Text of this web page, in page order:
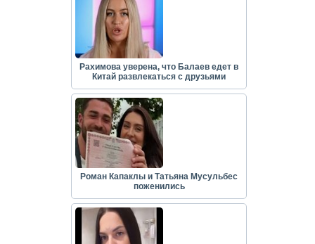
Рахимова уверена, что Балаев едет в
Китай развлекаться с друзьями
Роман Капаклы и Татьяна Мусульбес
поженились